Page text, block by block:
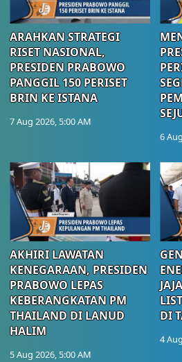
ARAHKAN STRATEGI
RISET NASIONAL,
PRESIDEN PRABOWO
PANGGIL 150 PERISET
BRIN KE ISTANA
7 Aug 2026, 5:00 AM
6
AKHIRI LAWATAN
KENEGARAAN, PRESIDEN
PRABOWO LEPAS
KEBERANGKATAN PM
THAILAND DI LANUD
HALIM
5 Aug 2026, 5:00 AM
DI
4